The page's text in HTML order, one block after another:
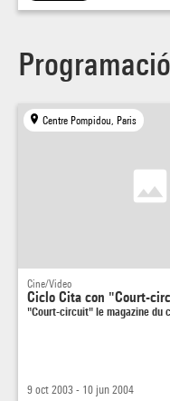
Centre Pompidou, Paris
Cine/Video
Ciclo Cita con "Court-
"Court-circuit" le magazine du
9 oct 2003 - 10 jun 2004